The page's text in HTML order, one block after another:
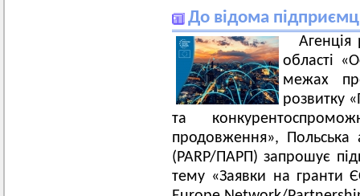
До відома
Агенція
області
межах
розвитку
та
продовження», Польська
(PARP/ПАРП) запрошує
тему «Заявки на гранти